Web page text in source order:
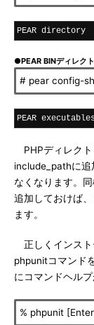
PEAR directory
●PEAR BINディレク
# pear config-
PEAR
PHPディレクト
include_pathに追
なくなります。
追加しておけば
ます。
正しくインスト
phpunitコマンド
にコマンドヘル
% phpunit